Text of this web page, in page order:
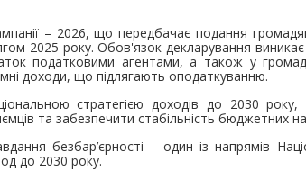
– 2026, що передбачає подання
2025 року. Обов'язок декларування виникає
податковими агентами, а також у
доходи, що підлягають оподаткуванню.
стратегією доходів до 2030
та забезпечити стабільність бюджетних
безбар’єрності – один із напрямів
до 2030 року.